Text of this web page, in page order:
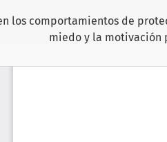
artículo
los comportamientos de
miedo y la motivación